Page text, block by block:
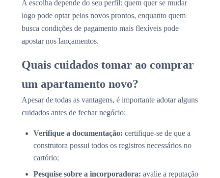
A escolha depende do seu perfil: quem quer se mudar
logo pode optar pelos novos prontos, enquanto quem
busca condições de pagamento mais flexíveis pode
apostar nos lançamentos.
Quais cuidados tomar ao comprar
um apartamento novo?
Apesar de todas as vantagens, é importante adotar alguns
cuidados antes de fechar negócio:
Verifique a documentação: certifique-se de que a
construtora possui todos os registros necessários no
cartório;
Pesquise sobre a incorporadora: avalie a reputação